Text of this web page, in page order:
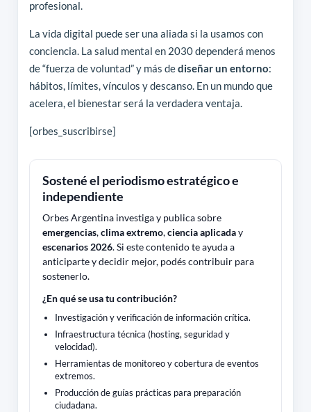
profesional.
La vida digital puede ser una aliada si la usamos con
conciencia. La salud mental en 2030 dependerá menos
de “fuerza de voluntad” y más dediseñar un entorno:
hábitos, límites, vínculos y descanso. En un mundo que
acelera, el bienestar será la verdadera ventaja.
[orbes_suscribirse]
Sostené el periodismo estratégico e
independiente
Orbes Argentina investiga y publica sobre
emergencias,clima extremo,ciencia aplicaday
escenarios 2026. Si este contenido te ayuda a
anticiparte y decidir mejor, podés contribuir para
sostenerlo.
¿En qué se usa tu contribución?
Investigación y verificación de información crítica.
Infraestructura técnica (hosting, seguridad y
velocidad).
Herramientas de monitoreo y cobertura de eventos
extremos.
Producción de guías prácticas para preparación
ciudadana.